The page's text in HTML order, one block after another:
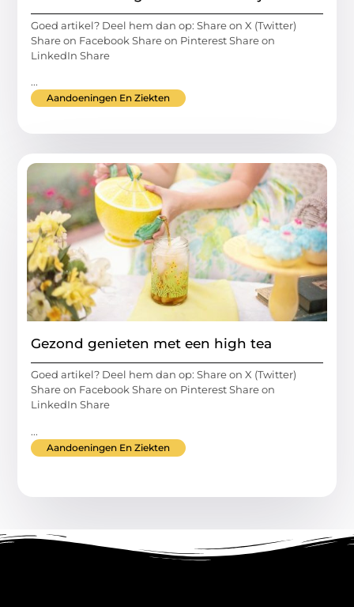
Goed artikel? Deel hem dan op: Share on X (Twitter)
Share on Facebook Share on Pinterest Share on
LinkedIn Share
...
Aandoeningen En Ziekten
Gezond genieten met een high tea
Goed artikel? Deel hem dan op: Share on X (Twitter)
Share on Facebook Share on Pinterest Share on
LinkedIn Share
...
Aandoeningen En Ziekten